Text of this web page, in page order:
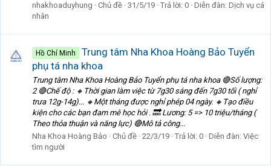
nhakhoaduyhung
Chủ đề 31/5/19 Trả lời: 0 Diễn đàn: Dịch vụ cá
nhân
Hồ Chí Minh
Trung tâm Nha Khoa Hoàng Bảo Tuyển
phụ tá nha khoa
Trung tâm Nha Khoa Hoàng Bảo Tuyển phụ tá nha khoa 🔴Số lượng:
2 🔴Chế độ : 🔸Thời gian làm việc từ 7g30 sáng đến 7g30 tối ( nghỉ
trưa 12g-14g)... 🔸Một tháng được nghỉ phép 04 ngày. 🔸Tạo điều
kiện cho các bạn đam mê học hỏi . 🔜 Lương: 5 => 10 triệu/tháng (
Theo thỏa thuận và năng lực) 🔴Mô tả công...
Nha Khoa Hoàng Bảo
Chủ đề 22/3/19 Trả lời: 0 Diễn đàn: Việc
tìm người